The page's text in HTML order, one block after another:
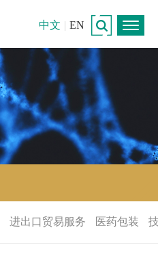
中文 | EN
进出口贸易服务 医药包装